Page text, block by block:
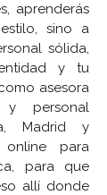
aprenderás
sino a
sólida,
y tu
asesora
personal
Madrid y
para
para que
allí donde